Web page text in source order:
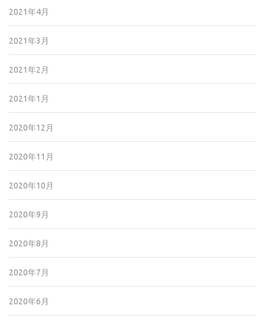
2021年4月
2021年3月
2021年2月
2021年1月
2020年12月
2020年11月
2020年10月
2020年9月
2020年8月
2020年7月
2020年6月